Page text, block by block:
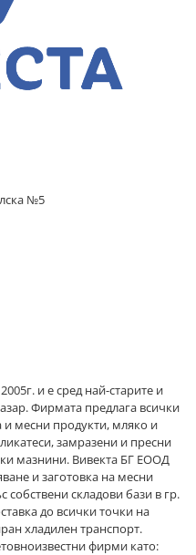
№5
и е сред най-старите и
Фирмата предлага всички
и месни продукти, мляко и
замразени и пресни
мазнини. Вивекта БГ ЕООД
и заготовка на месни
собствени складови бази в гр.
до всички точки на
хладилен транспорт.
фирми като: